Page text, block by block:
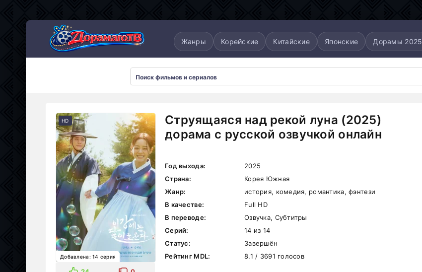
Жанры Корейские Китайские Японские Дорамы 2025
HD
Добавлена: 14 серия
Струящаяся над рекой луна (2025)
дорама с русской озвучкой онлайн
Год выхода:
2025
Страна:
Корея Южная
Жанр:
история, комедия, романтика, фэнтези
В качестве:
Full HD
В переводе:
Озвучка, Субтитры
Серий:
14 из 14
Статус:
Завершён
Рейтинг MDL:
8.1 / 3691 голосов
Дорамы 2025 Дорамы 2026